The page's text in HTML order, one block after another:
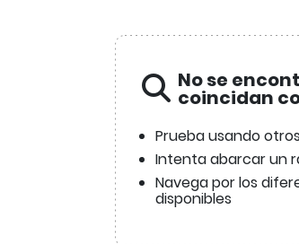
No se
coincidan
Prueba usando
Intenta abarcar un
Navega por los
disponibles